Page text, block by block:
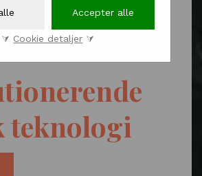
kamera -
teknologi
Accepter alle
⮛ Cookie detaljer ⮛